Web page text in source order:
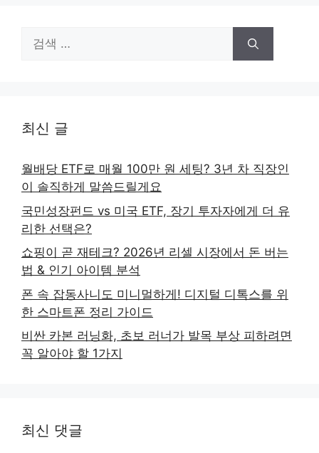
색:
최신 글
월배당 ETF로 매월 100만 원 세팅? 3년 차 직장인
이 솔직하게 말씀드릴게요
국민성장펀드 vs 미국 ETF, 장기 투자자에게 더 유
리한 선택은?
쇼핑이 곧 재테크? 2026년 리셀 시장에서 돈 버는
법 & 인기 아이템 분석
폰 속 잡동사니도 미니멀하게! 디지털 디톡스를 위
한 스마트폰 정리 가이드
비싼 카본 러닝화, 초보 러너가 발목 부상 피하려면
꼭 알아야 할 1가지
최신 댓글